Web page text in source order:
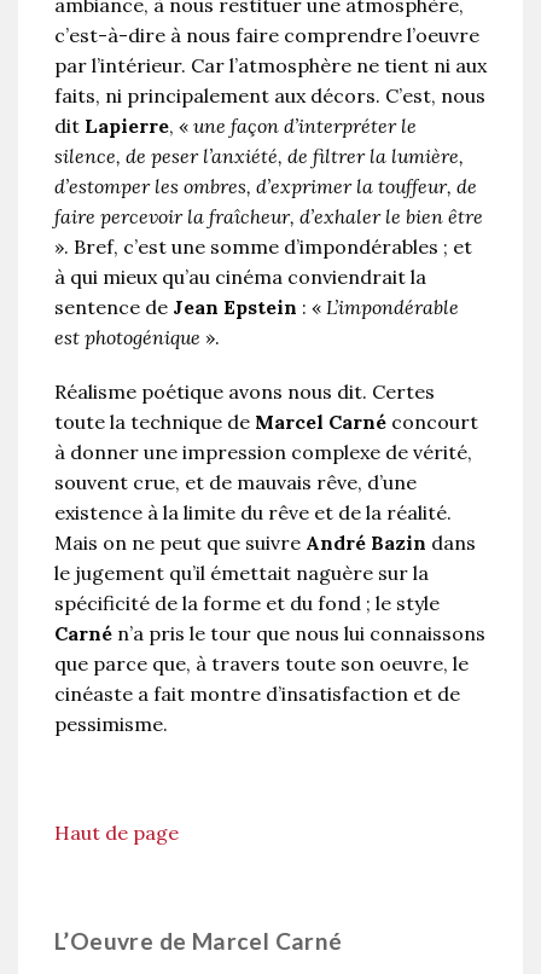
c’est-à-dire à nous faire comprendre l’oeuvre
par l’intérieur. Car l’atmosphère ne tient ni aux
faits, ni principalement aux décors. C’est, nous
dit Lapierre, « une façon d’interpréter le
silence, de peser l’anxiété, de filtrer la lumière,
d’estomper les ombres, d’exprimer la touffeur, de
faire percevoir la fraîcheur, d’exhaler le bien être
». Bref, c’est une somme d’impondérables ; et
à qui mieux qu’au cinéma conviendrait la
sentence de Jean Epstein : « L’impondérable
est photogénique ».
Réalisme poétique avons nous dit. Certes
toute la technique de Marcel Carné concourt
à donner une impression complexe de vérité,
souvent crue, et de mauvais rêve, d’une
existence à la limite du rêve et de la réalité.
Mais on ne peut que suivre André Bazin dans
le jugement qu’il émettait naguère sur la
spécificité de la forme et du fond ; le style
Carné n’a pris le tour que nous lui connaissons
que parce que, à travers toute son oeuvre, le
cinéaste a fait montre d’insatisfaction et de
pessimisme.
Haut de page
L’Oeuvre de Marcel Carné